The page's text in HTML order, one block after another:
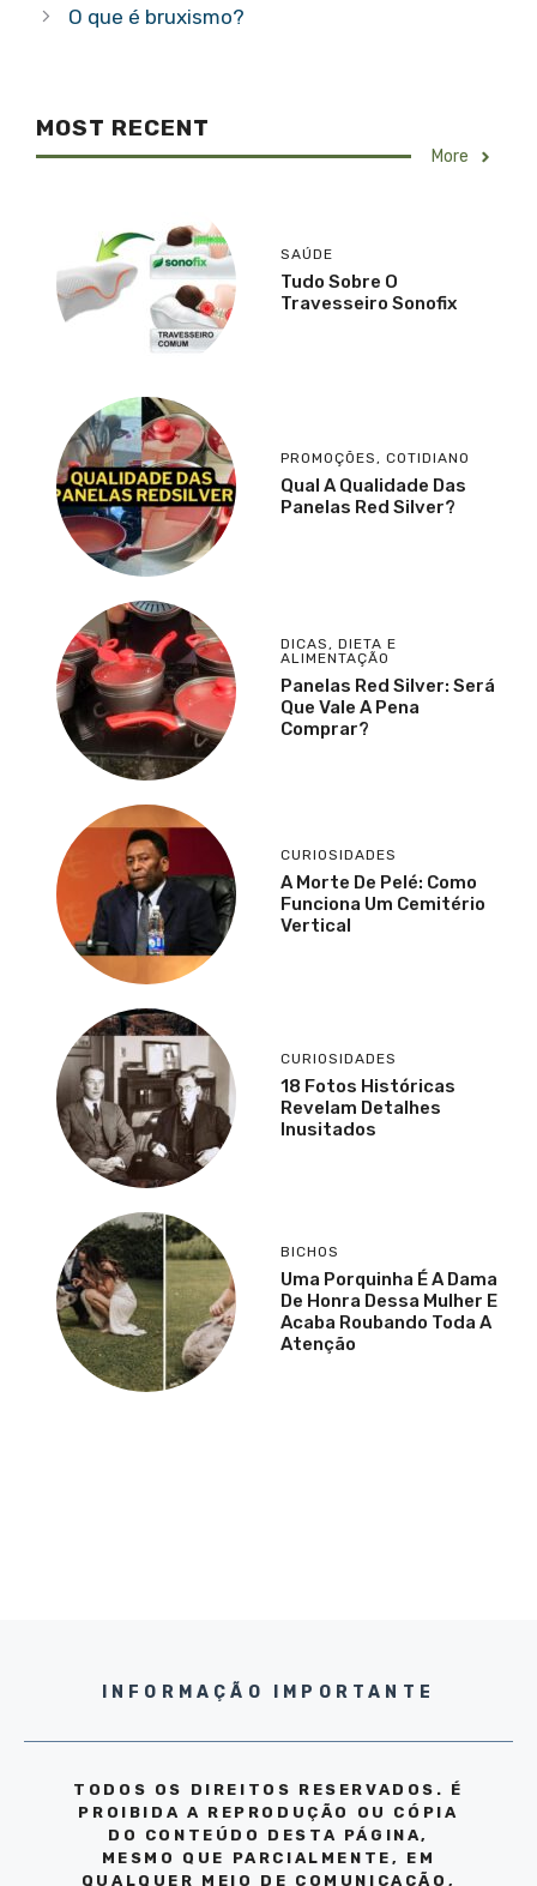
O que é bruxismo?
MOST RECENT
More
SAÚDE
Tudo Sobre O
Travesseiro Sonofix
PROMOÇÕES, COTIDIANO
Qual A Qualidade Das
Panelas Red Silver?
DICAS, DIETA E
ALIMENTAÇÃO
Panelas Red Silver: Será
Que Vale A Pena
Comprar?
CURIOSIDADES
A Morte De Pelé: Como
Funciona Um Cemitério
Vertical
CURIOSIDADES
18 Fotos Históricas
Revelam Detalhes
Inusitados
BICHOS
Uma Porquinha É A Dama
De Honra Dessa Mulher E
Acaba Roubando Toda A
Atenção
INFORMAÇÃO IMPORTANTE
TODOS OS DIREITOS RESERVADOS. É
PROIBIDA A REPRODUÇÃO OU CÓPIA
DO CONTEÚDO DESTA PÁGINA,
MESMO QUE PARCIALMENTE, EM
QUALQUER MEIO DE COMUNICAÇÃO,